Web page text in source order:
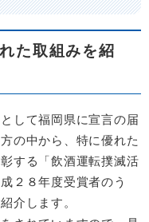
た取組みを紹
して福岡県に宣言の届
の中から、特に優れた
する「飲酒運転撲滅活
２８年度受賞者のう
介します。